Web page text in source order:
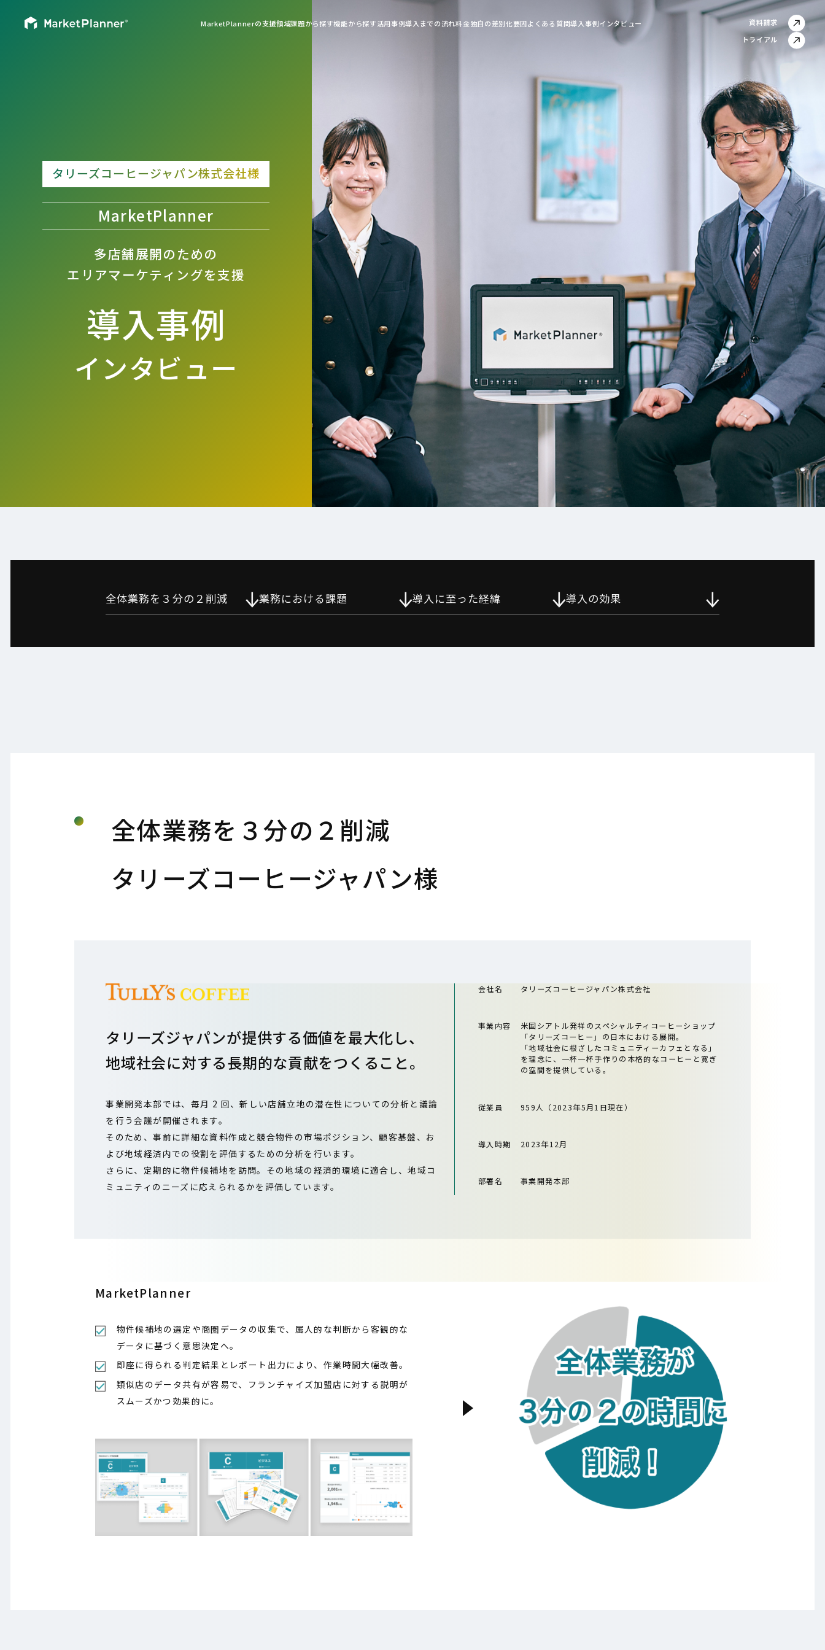
MarketPlannerの支援領域課題から探す機能から探す活用事例導入までの流れ料金独自の差別化要因よくある質問導入事例インタビュー
資料請求
トライアル
導入事例
インタビュー
MarketPlanner
多店舗展開のための
エリアマーケティングを支援
タリーズコーヒージャパン株式会社様
全体業務を ３分の２削減 業務における課題 導入に至った経緯 導入の効果
全体業務を３分の２削減
タリーズコーヒージャパン様
タリーズジャパンが提供する価値を最大化し、
地域社会に対する長期的な貢献をつくること。
事業開発本部では、毎月 2 回、新しい店舗立地の潜在性についての分析と議論
を行う会議が開催されます。
そのため、事前に詳細な資料作成と競合物件の市場ポジション、顧客基盤、お
よび地域経済内での役割を評価するための分析を行います。
さらに、定期的に物件候補地を訪問。その地域の経済的環境に適合し、地域コ
ミュニティのニーズに応えられるかを評価しています。
会社名 タリーズコーヒージャパン株式会社
事業内容
米国シアトル発祥のスペシャルティコーヒーショップ
「タリーズコーヒー」の日本における展開。
「地域社会に根ざしたコミュニティーカフェとなる」
を理念に、一杯一杯手作りの本格的なコーヒーと寛ぎ
の空間を提供している。
従業員 959人（2023年5月1日現在）
導入時期 2023年12月
部署名 事業開発本部
MarketPlanner
物件候補地の選定や商圏データの収集で、属人的な判断から客観的な
データに基づく意思決定へ。
即座に得られる判定結果とレポート出力により、作業時間大幅改善。
類似店のデータ共有が容易で、フランチャイズ加盟店に対する説明が
スムーズかつ効果的に。